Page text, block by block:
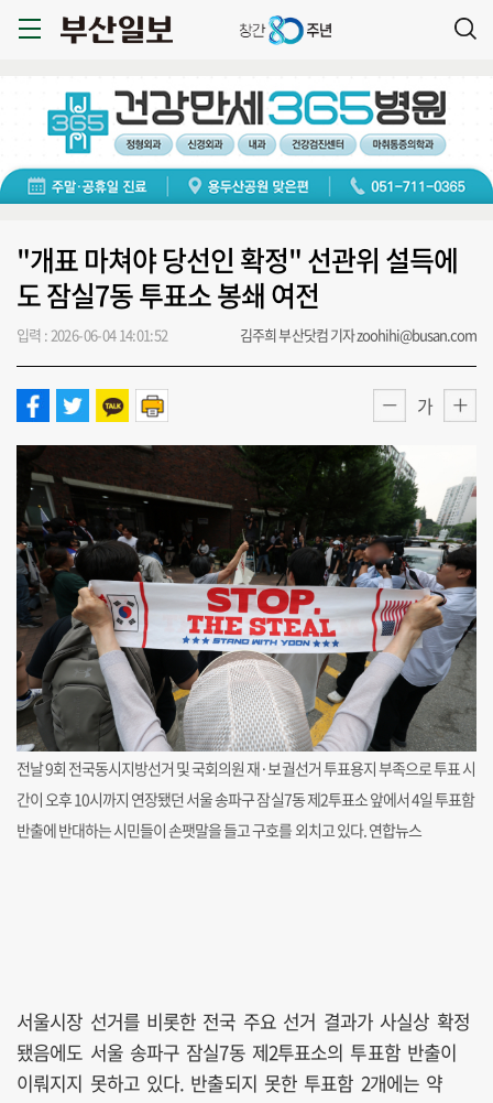
"개표 마쳐야 당선인 확정" 선관위 설득에
도 잠실7동 투표소 봉쇄 여전
입력 : 2026-06-04 14:01:52 김주희 부산닷컴 기자 zoohihi@busan.com
가
전날 9회 전국동시지방선거 및 국회의원 재·보궐선거 투표용지 부족으로 투표 시
간이 오후 10시까지 연장됐던 서울 송파구 잠실7동 제2투표소 앞에서 4일 투표함
반출에 반대하는 시민들이 손팻말을 들고 구호를 외치고 있다. 연합뉴스
서울시장 선거를 비롯한 전국 주요 선거 결과가 사실상 확정
됐음에도 서울 송파구 잠실7동 제2투표소의 투표함 반출이
이뤄지지 못하고 있다. 반출되지 못한 투표함 2개에는 약